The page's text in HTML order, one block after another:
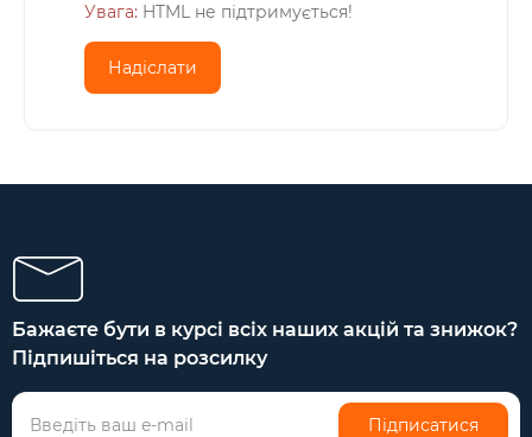
Увага: HTML не підтримується!
Надіслати
Бажаєте бути в курсі всіх наших акцій та знижок?
Підпишіться на розсилку
Підписатися